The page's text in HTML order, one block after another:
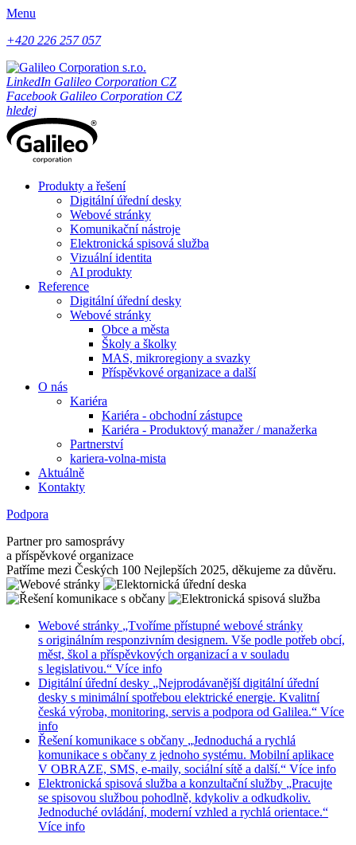
Menu
+420 226 257 057
LinkedIn Galileo Corporation CZ
Facebook Galileo Corporation CZ
hledej
Produkty a řešení
Digitální úřední desky
Webové stránky
Komunikační nástroje
Elektronická spisová služba
Vizuální identita
AI produkty
Reference
Digitální úřední desky
Webové stránky
Obce a města
Školy a školky
MAS, mikroregiony a svazky
Příspěvkové organizace a další
O nás
Kariéra
Kariéra - obchodní zástupce
Kariéra - Produktový manažer / manažerka
Partnerství
kariera-volna-mista
Aktuálně
Kontakty
Podpora
Partner pro samosprávy
a příspěvkové organizace
Patříme mezi Českých 100 Nejlepších 2025, děkujeme za důvěru.
Webové stránky „Tvoříme přístupné webové stránky
s originálním responzivním designem. Vše podle potřeb obcí,
měst, škol a příspěvkových organizací a v souladu
s legislativou.“ Více info
Digitální úřední desky „Nejprodávanější digitální úřední
desky s minimální spotřebou elektrické energie. Kvalitní
česká výroba, monitoring, servis a podpora od Galilea.“ Více
info
Řešení komunikace s občany „Jednoduchá a rychlá
komunikace s občany z jednoho systému. Mobilní aplikace
V OBRAZE, SMS, e-maily, sociální sítě a další.“ Více info
Elektronická spisová služba a konzultační služby „Pracujte
se spisovou službou pohodlně, kdykoliv a odkudkoliv.
Jednoduché ovládání, moderní vzhled a rychlá orientace.“
Více info